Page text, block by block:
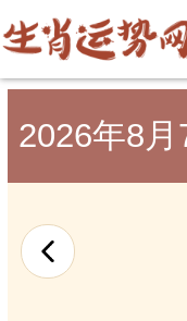
2026年8月